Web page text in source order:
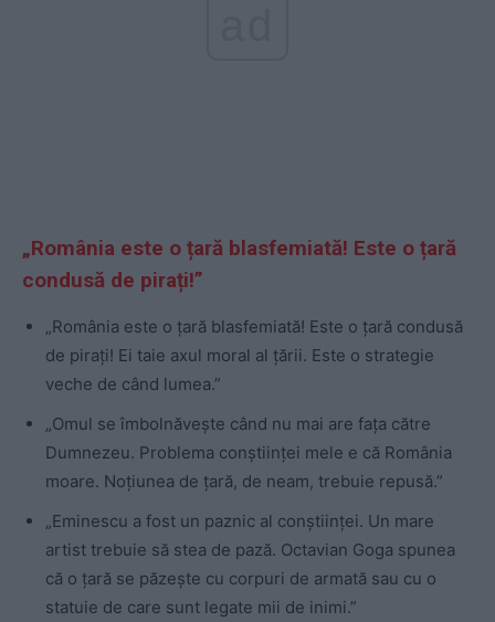
„România este o țară blasfemiată! Este o țară
condusă de pirați!”
„România este o țară blasfemiată! Este o țară condusă
de pirați! Ei taie axul moral al țării. Este o strategie
veche de când lumea.”
„Omul se îmbolnăvește când nu mai are fața către
Dumnezeu. Problema conștiinței mele e că România
moare. Noțiunea de țară, de neam, trebuie repusă.”
„Eminescu a fost un paznic al conștiinței. Un mare
artist trebuie să stea de pază. Octavian Goga spunea
că o țară se păzește cu corpuri de armată sau cu o
statuie de care sunt legate mii de inimi.”